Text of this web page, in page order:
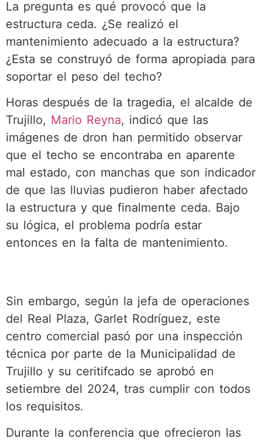
La pregunta es qué provocó que la
estructura ceda. ¿Se realizó el
mantenimiento adecuado a la estructura?
¿Esta se construyó de forma apropiada para
soportar el peso del techo?
Horas después de la tragedia, el alcalde de
Trujillo, Mario Reyna, indicó que las
imágenes de dron han permitido observar
que el techo se encontraba en aparente
mal estado, con manchas que son indicador
de que las lluvias pudieron haber afectado
la estructura y que finalmente ceda. Bajo
su lógica, el problema podría estar
entonces en la falta de mantenimiento.
Sin embargo, según la jefa de operaciones
del Real Plaza, Garlet Rodríguez, este
centro comercial pasó por una inspección
técnica por parte de la Municipalidad de
Trujillo y su ceritifcado se aprobó en
setiembre del 2024, tras cumplir con todos
los requisitos.
Durante la conferencia que ofrecieron las